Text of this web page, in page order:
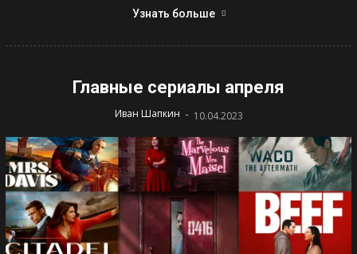
Узнать больше
Главные сериалы апреля
Иван Шапкин - 10.04.2023